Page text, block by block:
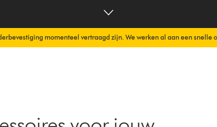
momenteel vertraagd zijn. We werken al aan een snelle